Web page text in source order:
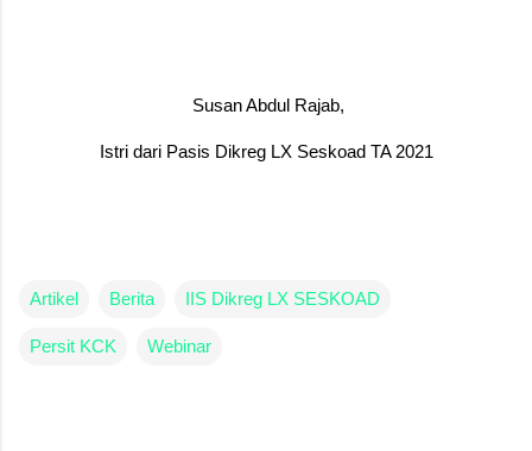
Susan Abdul Rajab,
Istri dari Pasis Dikreg LX Seskoad TA 2021
Artikel Berita IIS Dikreg LX SESKOAD
Persit KCK Webinar